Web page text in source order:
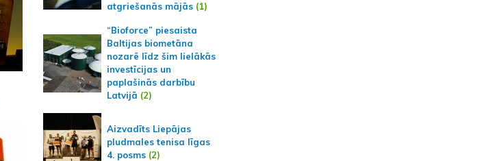
atgriešanās mājās (1)
“Bioforce” piesaista
Baltijas biometāna
nozarē līdz šim lielākās
investīcijas un
paplašinās darbību
Latvijā (2)
Aizvadīts Liepājas
pludmales tenisa līgas
4. posms (2)